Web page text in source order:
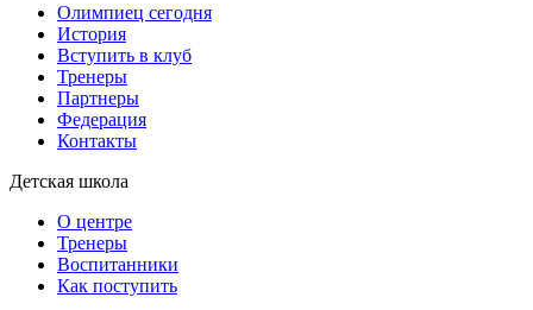
Олимпиец сегодня
История
Вступить в клуб
Тренеры
Партнеры
Федерация
Контакты
Детская школа
О центре
Тренеры
Воспитанники
Как поступить